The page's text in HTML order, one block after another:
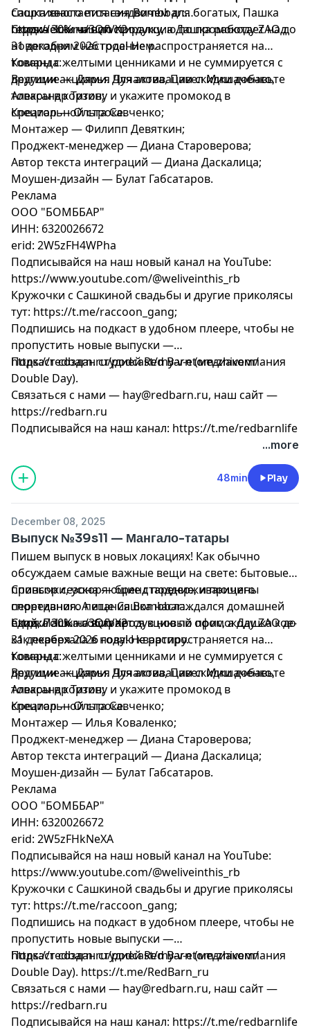
Сашка хвастается сэндвичем для богатых, Пашка
героически чинил стиралку, а Дашка работает над
новогодним настроением.
спортивного питания Bombbar:
https://clck.ru/3QfVX2
Скидка 30% на всю продукцию по промокоду ZAO до
31 декабря 2026 года! Не распространяется на
товары с желтыми ценниками и не суммируется с
другими акциями. Для активации скидки добавьте
товары в корзину и укажите промокод в
специальной строке.
Команда:
Ведущие — Дарья Чучалова, Павел Мишаченко,
Александр Титов;
Креатор — Ольга Савченко;
Монтажер — Филипп Девяткин;
Проджект-менеджер — Диана Староверова;
Автор текста интеграций — Диана Даскалица;
Моушен-дизайн — Булат Габсатаров.
Реклама
ООО "БОМББАР"
ИНН: 6320026672
erid: 2W5zFH4WPha
Подписывайся на наш новый канал на YouTube:
https://www.youtube.com/@weliveinthis_rb
Кружочки с Сашкиной свадьбы и другие приколясы
тут: https://t.me/raccoon_gang;
Подпишись на подкаст в удобном плеере, чтобы не
пропустить новые выпуски —
https://redbarn.ru/podcast/my-v-etom-zhivem/
Подкаст создан студией Red Barn (медиакомпания
Double Day).
Связаться с нами — hay@redbarn.ru, наш сайт —
https://redbarn.ru
Подписывайся на наш канал: https://t.me/redbarnlife
...more
48min Play
December 08, 2025
Выпуск №39s11 — Мангало-татары
Пишем выпуск в новых локациях! Как обычно
обсуждаем самые важные вещи на свете: бытовые
привычки, ускоряющие старение, и причины
переедания. А еще Сашка наслаждался домашней
едой, Пашка собирается в новый офис, а Дашка кое-
как переехала в новую квартиру.
Спонсор сезона — бренд поддерживающего
спортивного питания Bombbar:
https://clck.ru/3QfVX2
Скидка 30% на всю продукцию по промокоду ZAO до
31 декабря 2026 года! Не распространяется на
товары с желтыми ценниками и не суммируется с
другими акциями. Для активации скидки добавьте
товары в корзину и укажите промокод в
специальной строке.
Команда:
Ведущие — Дарья Чучалова, Павел Мишаченко,
Александр Титов;
Креатор — Ольга Савченко;
Монтажер — Илья Коваленко;
Проджект-менеджер — Диана Староверова;
Автор текста интеграций — Диана Даскалица;
Моушен-дизайн — Булат Габсатаров.
Реклама
ООО "БОМББАР"
ИНН: 6320026672
erid: 2W5zFHkNeXA
Подписывайся на наш новый канал на YouTube:
https://www.youtube.com/@weliveinthis_rb
Кружочки с Сашкиной свадьбы и другие приколясы
тут: https://t.me/raccoon_gang;
Подпишись на подкаст в удобном плеере, чтобы не
пропустить новые выпуски —
https://redbarn.ru/podcast/my-v-etom-zhivem/
Подкаст создан студией Red Barn (медиакомпания
Double Day). https://t.me/RedBarn_ru
Связаться с нами — hay@redbarn.ru, наш сайт —
https://redbarn.ru
Подписывайся на наш канал: https://t.me/redbarnlife